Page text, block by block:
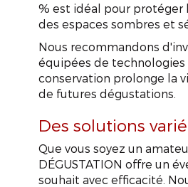
% est idéal pour protéger
des espaces sombres et
Nous recommandons
équipées de technologies
conservation prolonge la
de futures dégustations.
Des solutions
Que vous soyez un
DÉGUSTATION offre un
souhait avec efficacité.